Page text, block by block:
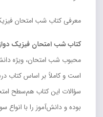
معرفی کتاب شب امتحان
کتاب شب امتحان فیزیک
محبوب شب امتحان، ویژه
است و کاملاً بر اساس کتاب
سؤالات این کتاب هم‌سطح
بوده و دانش‌آموز را با